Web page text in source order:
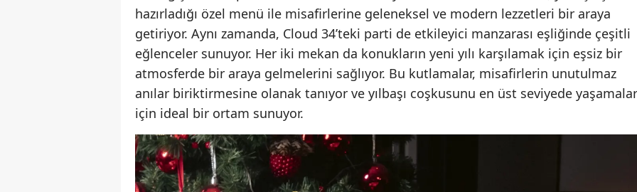
hazırladığı özel menü ile misafirlerine geleneksel ve modern lezzetleri bir araya
getiriyor. Aynı zamanda, Cloud 34’teki parti de etkileyici manzarası eşliğinde çeşitli
eğlenceler sunuyor. Her iki mekan da konukların yeni yılı karşılamak için eşsiz bir
atmosferde bir araya gelmelerini sağlıyor. Bu kutlamalar, misafirlerin unutulmaz
anılar biriktirmesine olanak tanıyor ve yılbaşı coşkusunu en üst seviyede
için ideal bir ortam sunuyor.